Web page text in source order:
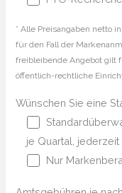
* Alle Preisangaben netto
für den Fall der
freibleibende Angebot gilt
öffentlich-rechtliche
Wünschen Sie eine
je Quartal,
Nur